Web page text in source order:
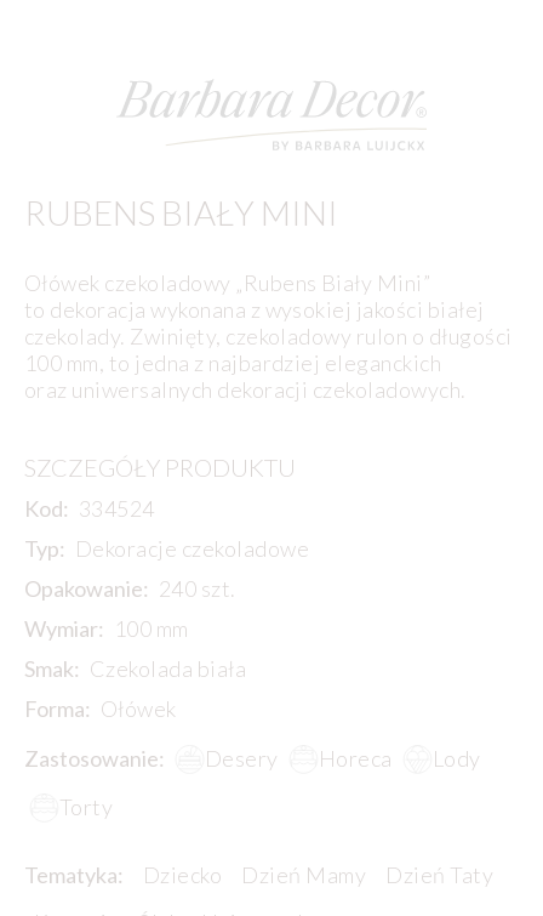
RUBENS BIAŁY MINI
Ołówek czekoladowy „Rubens Biały Mini”
to dekoracja wykonana z wysokiej jakości białej
czekolady. Zwinięty, czekoladowy rulon o długości
100 mm, to jedna z najbardziej eleganckich
oraz uniwersalnych dekoracji czekoladowych.
SZCZEGÓŁY PRODUKTU
Kod: 334524
Typ: Dekoracje czekoladowe
Opakowanie: 240 szt.
Wymiar: 100 mm
Smak: Czekolada biała
Forma: Ołówek
Zastosowanie:
Desery Horeca
Lody
Torty
Tematyka: Dziecko Dzień Mamy
Dzień Taty